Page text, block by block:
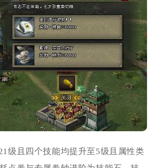
级且四个技能均提升至5级且属性类